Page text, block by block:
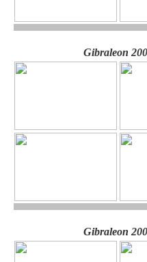
Gibraleon
Gibraleon